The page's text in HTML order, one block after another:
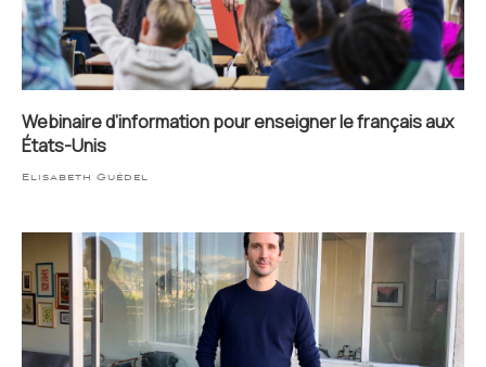
Webinaire d’information pour enseigner le français aux
États-Unis
Elisabeth Guédel